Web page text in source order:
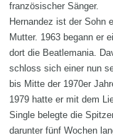
französischer Sänger.
Hernandez ist der Sohn
Mutter. 1963 begann er
dort die Beatlemania.
schloss sich einer nun
bis Mitte der 1970er
1979 hatte er mit dem
Single belegte die
darunter fünf Wochen